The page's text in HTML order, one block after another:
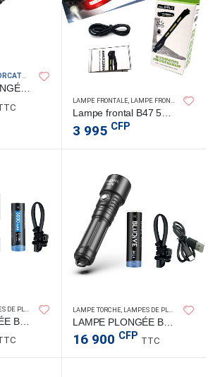
LAMPE DE PLONGÉE ZD710 2700 LM
LAMPE FRONTALE LAMPE FRONTALE ,LAMPES
3 995 CFP
PLONGÉE SPERAS LIGHT
LAMPE PLONGÉE BD10 1200LM
LAMPE TORCHE LAMPES DE PLONGÉE
LAMPE PLONGÉE BD20 1200LM
16 900 CFP TTC